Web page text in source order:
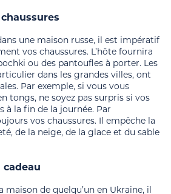
une maison russe, il est impératif
vos chaussures. L’hôte fournira
ou des pantoufles à porter. Les
dans les grandes villes, ont
Par exemple, si vous vous
tongs, ne soyez pas surpris si vos
à la fin de la journée. Par
vos chaussures. Il empêche la
de la neige, de la glace et du sable
maison de quelqu’un en Ukraine, il